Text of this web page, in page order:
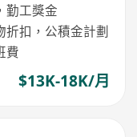
勤工獎金
折扣，公積金計劃
費
$13K-18K/月